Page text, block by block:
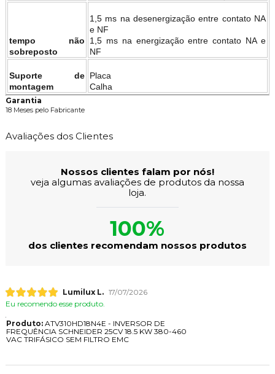
tempo não
sobreposto
1,5 ms na desenergização entre contato NA
e NF
1,5 ms na energização entre contato NA e
NF
Suporte de
montagem
Placa
Calha
Garantia
18 Meses pelo Fabricante
Avaliações dos Clientes
Nossos clientes falam por nós!
veja algumas avaliações de produtos da nossa
loja.
100%
dos clientes recomendam nossos produtos
Lumilux L. 17/07/2026
Eu recomendo esse produto.
Produto:ATV310HD18N4E - INVERSOR DE
FREQUÊNCIA SCHNEIDER 25CV 18.5 KW 380-460
VAC TRIFÁSICO SEM FILTRO EMC